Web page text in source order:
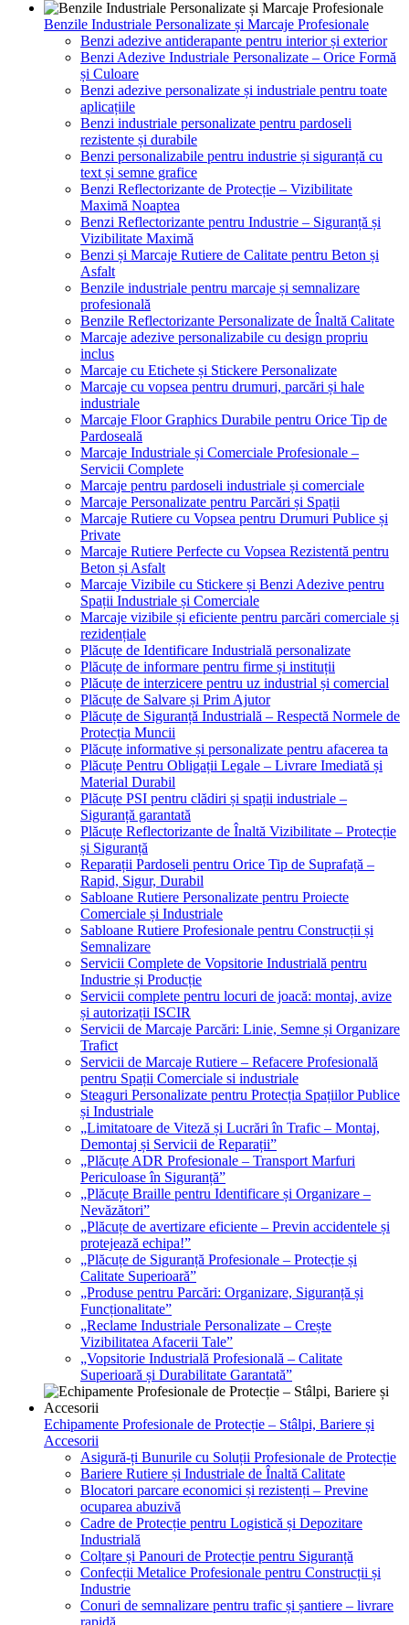
Benzile Industriale Personalizate și Marcaje Profesionale
Benzi adezive antiderapante pentru interior și exterior
Benzi Adezive Industriale Personalizate – Orice Formă
și Culoare
Benzi adezive personalizate și industriale pentru toate
aplicațiile
Benzi industriale personalizate pentru pardoseli
rezistente și durabile
Benzi personalizabile pentru industrie și siguranță cu
text și semne grafice
Benzi Reflectorizante de Protecție – Vizibilitate
Maximă Noaptea
Benzi Reflectorizante pentru Industrie – Siguranță și
Vizibilitate Maximă
Benzi și Marcaje Rutiere de Calitate pentru Beton și
Asfalt
Benzile industriale pentru marcaje și semnalizare
profesională
Benzile Reflectorizante Personalizate de Înaltă Calitate
Marcaje adezive personalizabile cu design propriu
inclus
Marcaje cu Etichete și Stickere Personalizate
Marcaje cu vopsea pentru drumuri, parcări și hale
industriale
Marcaje Floor Graphics Durabile pentru Orice Tip de
Pardoseală
Marcaje Industriale și Comerciale Profesionale –
Servicii Complete
Marcaje pentru pardoseli industriale și comerciale
Marcaje Personalizate pentru Parcări și Spații
Marcaje Rutiere cu Vopsea pentru Drumuri Publice și
Private
Marcaje Rutiere Perfecte cu Vopsea Rezistentă pentru
Beton și Asfalt
Marcaje Vizibile cu Stickere și Benzi Adezive pentru
Spații Industriale și Comerciale
Marcaje vizibile și eficiente pentru parcări comerciale și
rezidențiale
Plăcuțe de Identificare Industrială personalizate
Plăcuțe de informare pentru firme și instituții
Plăcuțe de interzicere pentru uz industrial și comercial
Plăcuțe de Salvare și Prim Ajutor
Plăcuțe de Siguranță Industrială – Respectă Normele de
Protecția Muncii
Plăcuțe informative și personalizate pentru afacerea ta
Plăcuțe Pentru Obligații Legale – Livrare Imediată și
Material Durabil
Plăcuțe PSI pentru clădiri și spații industriale –
Siguranță garantată
Plăcuțe Reflectorizante de Înaltă Vizibilitate – Protecție
și Siguranță
Reparații Pardoseli pentru Orice Tip de Suprafață –
Rapid, Sigur, Durabil
Sabloane Rutiere Personalizate pentru Proiecte
Comerciale și Industriale
Sabloane Rutiere Profesionale pentru Construcții și
Semnalizare
Servicii Complete de Vopsitorie Industrială pentru
Industrie și Producție
Servicii complete pentru locuri de joacă: montaj, avize
și autorizații ISCIR
Servicii de Marcaje Parcări: Linie, Semne și Organizare
Trafict
Servicii de Marcaje Rutiere – Refacere Profesională
pentru Spații Comerciale si industriale
Steaguri Personalizate pentru Protecția Spațiilor Publice
și Industriale
„Limitatoare de Viteză și Lucrări în Trafic – Montaj,
Demontaj și Servicii de Reparații”
„Plăcuțe ADR Profesionale – Transport Marfuri
Periculoase în Siguranță”
„Plăcuțe Braille pentru Identificare și Organizare –
Nevăzători”
„Plăcuțe de avertizare eficiente – Previn accidentele și
protejează echipa!”
„Plăcuțe de Siguranță Profesionale – Protecție și
Calitate Superioară”
„Produse pentru Parcări: Organizare, Siguranță și
Funcționalitate”
„Reclame Industriale Personalizate – Crește
Vizibilitatea Afacerii Tale”
„Vopsitorie Industrială Profesională – Calitate
Superioară și Durabilitate Garantată”
Echipamente Profesionale de Protecție – Stâlpi, Bariere și
Accesorii
Asigură-ți Bunurile cu Soluții Profesionale de Protecție
Bariere Rutiere și Industriale de Înaltă Calitate
Blocatori parcare economici și rezistenți – Previne
ocuparea abuzivă
Cadre de Protecție pentru Logistică și Depozitare
Industrială
Colțare și Panouri de Protecție pentru Siguranță
Confecții Metalice Profesionale pentru Construcții și
Industrie
Conuri de semnalizare pentru trafic și șantiere – livrare
rapidă